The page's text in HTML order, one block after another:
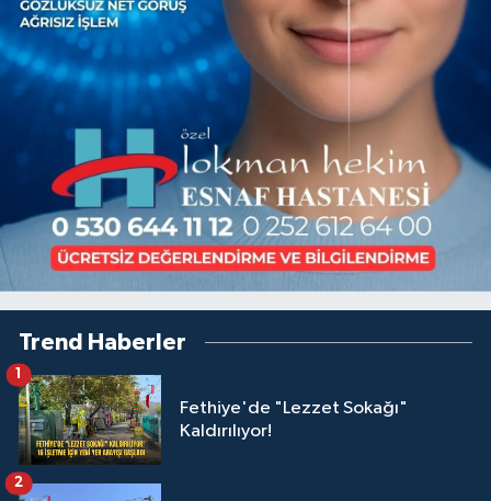
Trend Haberler
Fethiye'de "Lezzet Sokağı"
Kaldırılıyor!
2